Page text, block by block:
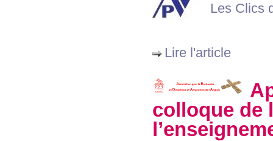
Les Clics
Lire l'article
colloque de